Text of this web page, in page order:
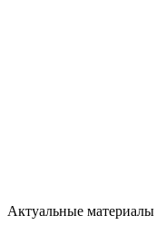
Актуальные материалы